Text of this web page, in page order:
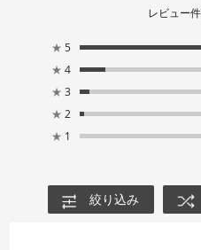
レビュー件
★ 5
★ 4
★ 3
★ 2
★ 1
絞り込み